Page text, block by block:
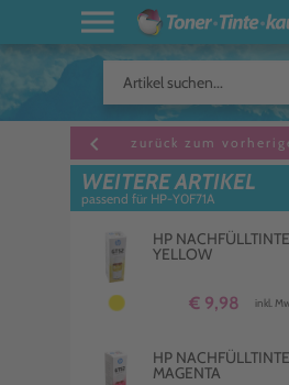
Artikel suchen...
zurück zum
keyboard_arrow_left
WEITERE ARTIKEL
passend für HP-Y0F71A
HP
YELLOW
€ 9,98 inkl.
HP
MAGENTA